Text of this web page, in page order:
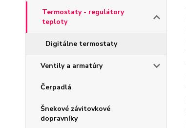
Termostaty - regulátory
teploty
Digitálne termostaty
Ventily a armatúry
Čerpadlá
Šnekové závitovkové
dopravníky